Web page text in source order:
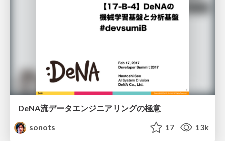
DeNA流データエンジニアリングの極意
sonots
17 13k